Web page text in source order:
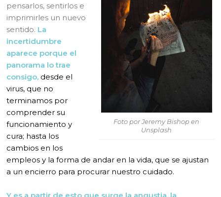
Foto por Jeremy Bishop en
Unsplash
pensarlos, sentirlos e
imprimirles un nuevo
sentido. La
incertidumbre
aparece porque el
panorama lo trae
consigo, desde el
virus, que no
terminamos por
comprender su
funcionamiento y
cura; hasta los
cambios en los
empleos y la forma de andar en la vida, que se ajustan
a un encierro para procurar nuestro cuidado.